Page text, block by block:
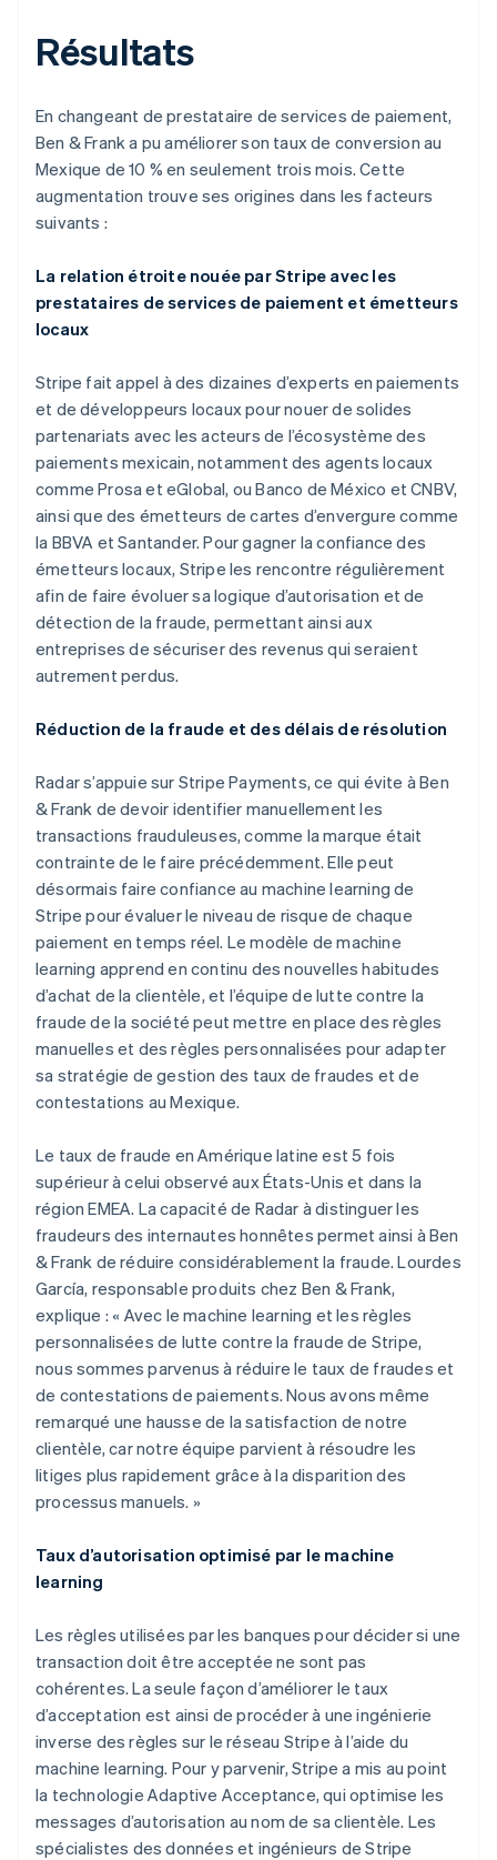
Résultats
En changeant de prestataire de services de paiement,
Ben & Frank a pu améliorer son taux de conversion au
Mexique de 10 % en seulement trois mois. Cette
augmentation trouve ses origines dans les facteurs
suivants :
La relation étroite nouée par Stripe avec les
prestataires de services de paiement et émetteurs
locaux
Stripe fait appel à des dizaines d’experts en paiements
et de développeurs locaux pour nouer de solides
partenariats avec les acteurs de l’écosystème des
paiements mexicain, notamment des agents locaux
comme Prosa et eGlobal, ou Banco de México et CNBV,
ainsi que des émetteurs de cartes d’envergure comme
la BBVA et Santander. Pour gagner la confiance des
émetteurs locaux, Stripe les rencontre régulièrement
afin de faire évoluer sa logique d’autorisation et de
détection de la fraude, permettant ainsi aux
entreprises de sécuriser des revenus qui seraient
autrement perdus.
Réduction de la fraude et des délais de résolution
Radar s’appuie sur Stripe Payments, ce qui évite à Ben
& Frank de devoir identifier manuellement les
transactions frauduleuses, comme la marque était
contrainte de le faire précédemment. Elle peut
désormais faire confiance au machine learning de
Stripe pour évaluer le niveau de risque de chaque
paiement en temps réel. Le modèle de machine
learning apprend en continu des nouvelles habitudes
d’achat de la clientèle, et l’équipe de lutte contre la
fraude de la société peut mettre en place des règles
manuelles et des règles personnalisées pour adapter
sa stratégie de gestion des taux de fraudes et de
contestations au Mexique.
Le taux de fraude en Amérique latine est 5 fois
supérieur à celui observé aux États-Unis et dans la
région EMEA. La capacité de Radar à distinguer les
fraudeurs des internautes honnêtes permet ainsi à Ben
& Frank de réduire considérablement la fraude. Lourdes
García, responsable produits chez Ben & Frank,
explique : « Avec le machine learning et les règles
personnalisées de lutte contre la fraude de Stripe,
nous sommes parvenus à réduire le taux de fraudes et
de contestations de paiements. Nous avons même
remarqué une hausse de la satisfaction de notre
clientèle, car notre équipe parvient à résoudre les
litiges plus rapidement grâce à la disparition des
processus manuels. »
Taux d’autorisation optimisé par le machine
learning
Les règles utilisées par les banques pour décider si une
transaction doit être acceptée ne sont pas
cohérentes. La seule façon d’améliorer le taux
d’acceptation est ainsi de procéder à une ingénierie
inverse des règles sur le réseau Stripe à l’aide du
machine learning. Pour y parvenir, Stripe a mis au point
la technologie Adaptive Acceptance, qui optimise les
messages d’autorisation au nom de sa clientèle. Les
spécialistes des données et ingénieurs de Stripe